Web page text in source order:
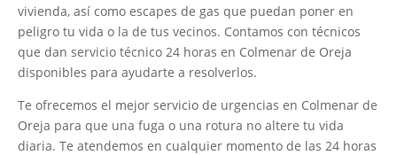
vivienda, así como escapes de gas que puedan poner en
peligro tu vida o la de tus vecinos. Contamos con técnicos
que dan servicio técnico 24 horas en Colmenar de Oreja
disponibles para ayudarte a resolverlos.
Te ofrecemos el mejor servicio de urgencias en Colmenar de
Oreja para que una fuga o una rotura no altere tu vida
diaria. Te atendemos en cualquier momento de las 24 horas